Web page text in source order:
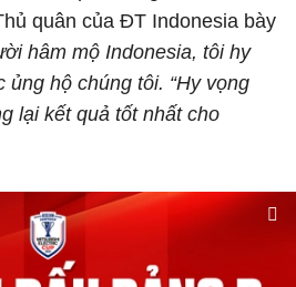
quân của ĐT Indonesia bày
hâm mộ Indonesia, tôi hy
ủng hộ chúng tôi. “Hy vọng
lại kết quả tốt nhất cho